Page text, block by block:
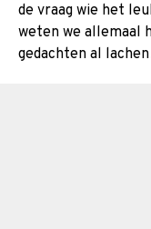
de vraag wie het
weten we allemaal
gedachten al